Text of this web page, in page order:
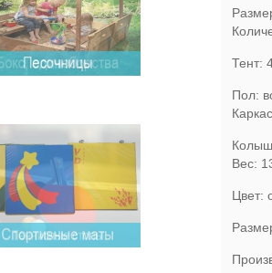
Тент:
Пол:
Вес:
Цвет: